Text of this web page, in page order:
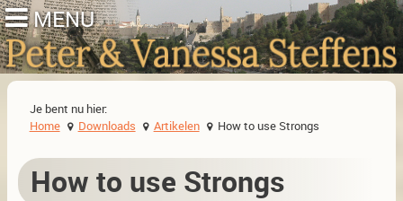
Je bent nu hier:
Home
Downloads Artikelen How to use Strongs
How to use Strongs